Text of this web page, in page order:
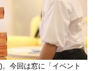
今回は窓に「イベント